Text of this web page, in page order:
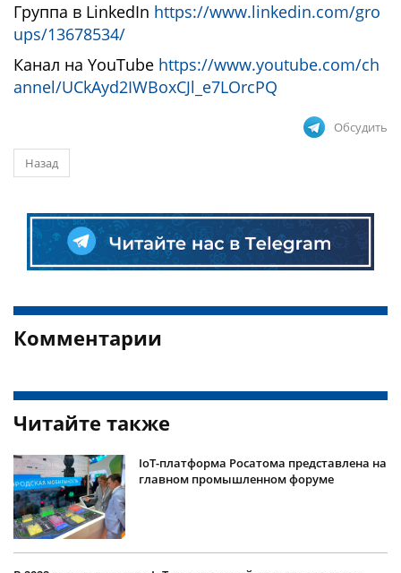
Группа в LinkedIn https://www.linkedin.com/gro
ups/13678534/
Канал на YouTube https://www.youtube.com/ch
annel/UCkAyd2IWBoxCJl_e7LOrcPQ
Обсудить
Назад
Комментарии
Читайте также
IoT-платформа Росатома представлена на
главном промышленном форуме